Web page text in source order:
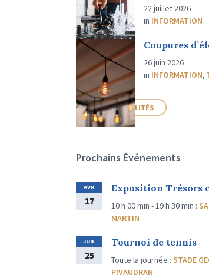
22 juillet 2026
in INFORMATION
Coupures
26 juin 2026
in INFORMATION,
PLUS D'ACTUALITÉS
Prochains Événements
AVR
17
Exposition Trésors
10 h 00 min - 19 h 30 min :
MARTIN
JUIL
25
Tournoi de tennis
Toute la journée :STADE
PIVAUDRAN